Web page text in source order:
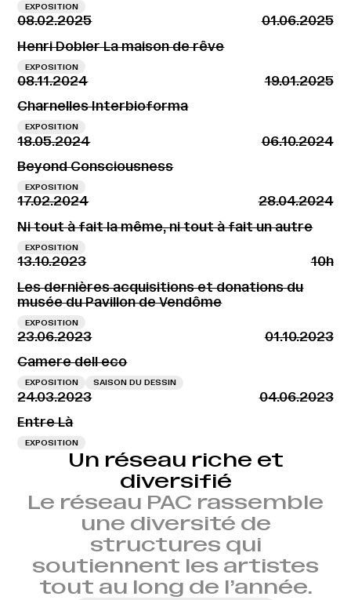
EXPOSITION
08.02.2025
01.06.2025
Henri Dobler La maison de rêve
EXPOSITION
08.11.2024
19.01.2025
Charnelles Interbioforma
EXPOSITION
18.05.2024
06.10.2024
Beyond Consciousness
EXPOSITION
17.02.2024
28.04.2024
Ni tout à fait la même, ni tout à fait un autre
EXPOSITION
13.10.2023
10h
Les dernières acquisitions et donations du
musée du Pavillon de Vendôme
EXPOSITION
23.06.2023
01.10.2023
Camere dell eco
EXPOSITION SAISON DU DESSIN
24.03.2023
04.06.2023
Entre Là
EXPOSITION
Un réseau riche et
diversifié
Le réseau PAC rassemble
une diversité de
structures qui
soutiennent les artistes
tout au long de l’année.